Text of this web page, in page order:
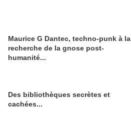
Maurice G Dantec, techno-punk à la
recherche de la gnose post-
humanité...
Des bibliothèques secrètes et
cachées...